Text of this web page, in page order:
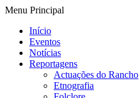
Menu Principal
Início
Eventos
Notícias
Reportagens
Actuações do Rancho
Etnografia